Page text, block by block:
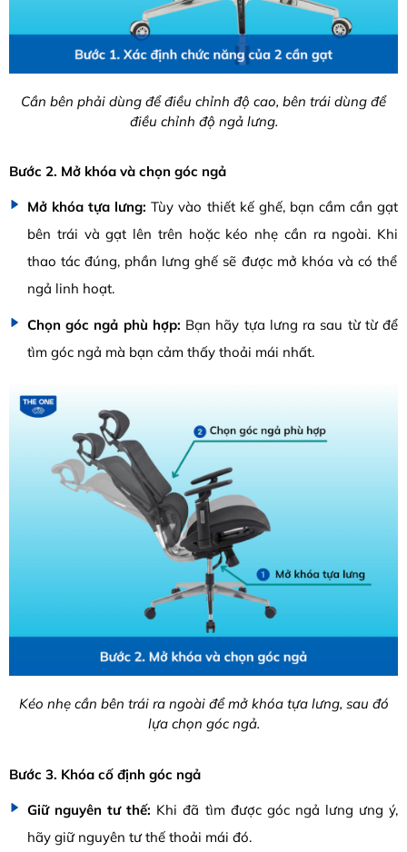
Cần bên phải dùng để điều chỉnh độ cao, bên trái dùng để
điều chỉnh độ ngả lưng.
Bước 2. Mở khóa và chọn góc ngả
Mở khóa tựa lưng: Tùy vào thiết kế ghế, bạn cầm cần gạt
bên trái và gạt lên trên hoặc kéo nhẹ cần ra ngoài. Khi
thao tác đúng, phần lưng ghế sẽ được mở khóa và có thể
ngả linh hoạt.
Chọn góc ngả phù hợp: Bạn hãy tựa lưng ra sau từ từ để
tìm góc ngả mà bạn cảm thấy thoải mái nhất.
Kéo nhẹ cần bên trái ra ngoài để mở khóa tựa lưng, sau đó
lựa chọn góc ngả.
Bước 3. Khóa cố định góc ngả
Giữ nguyên tư thế: Khi đã tìm được góc ngả lưng ưng ý,
hãy giữ nguyên tư thế thoải mái đó.